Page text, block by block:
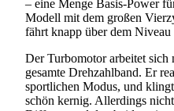
– eine Menge Basis-Power
Modell mit dem großen
fährt knapp über dem
Der Turbomotor arbeitet
gesamte Drehzahlband. Er
sportlichen Modus, und
schön kernig. Allerdings